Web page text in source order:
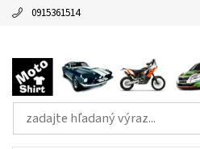
0915361514